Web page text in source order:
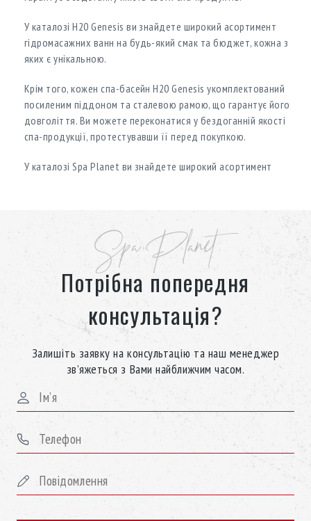
У каталозі H20 Genesis ви знайдете широкий асортимент
гідромасажних ванн на будь-який смак та бюджет, кожна з
яких є унікальною.
Крім того, кожен спа-басейн H20 Genesis укомплектований
посиленим піддоном та сталевою рамою, що гарантує його
довголіття. Ви можете переконатися у бездоганній якості
спа-продукції, протестувавши її перед покупкою.
У каталозі Spa Planet ви знайдете широкий асортимент
Spa Planet
Потрібна попередня
консультація?
Залишіть заявку на консультацію та наш менеджер
зв’яжеться з Вами найближчим часом.